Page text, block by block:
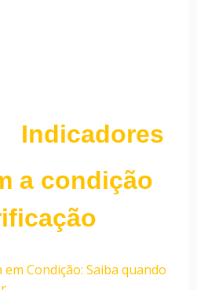
Indicadores
a condição